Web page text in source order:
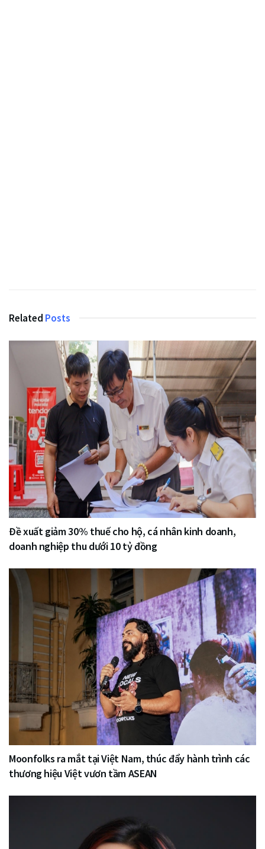
Related Posts
Đề xuất giảm 30% thuế cho hộ, cá nhân kinh doanh,
doanh nghiệp thu dưới 10 tỷ đồng
Moonfolks ra mắt tại Việt Nam, thúc đẩy hành trình các
thương hiệu Việt vươn tầm ASEAN